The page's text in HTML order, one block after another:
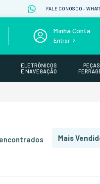
FALE CONOSCO -
Entrar
ELETRÔNICOS
E NAVEGAÇÃO
Mais